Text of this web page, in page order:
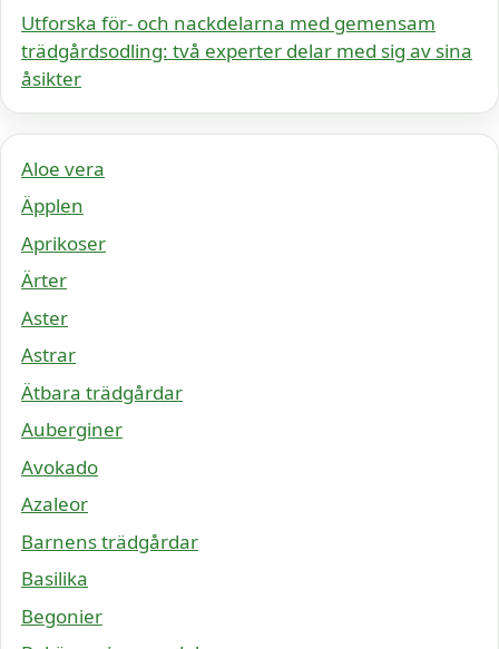
Utforska för- och nackdelarna med gemensam
trädgårdsodling: två experter delar med sig av sina
åsikter
Aloe vera
Äpplen
Aprikoser
Ärter
Aster
Astrar
Ätbara trädgårdar
Auberginer
Avokado
Azaleor
Barnens trädgårdar
Basilika
Begonier